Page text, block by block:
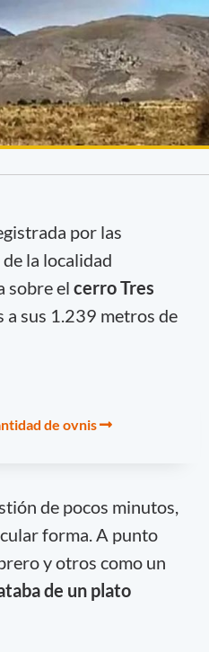
por las
la localidad
sobre el cerro Tres
a sus 1.239 metros de
de ovnis
de pocos minutos,
forma. A punto
y otros como un
de un plato